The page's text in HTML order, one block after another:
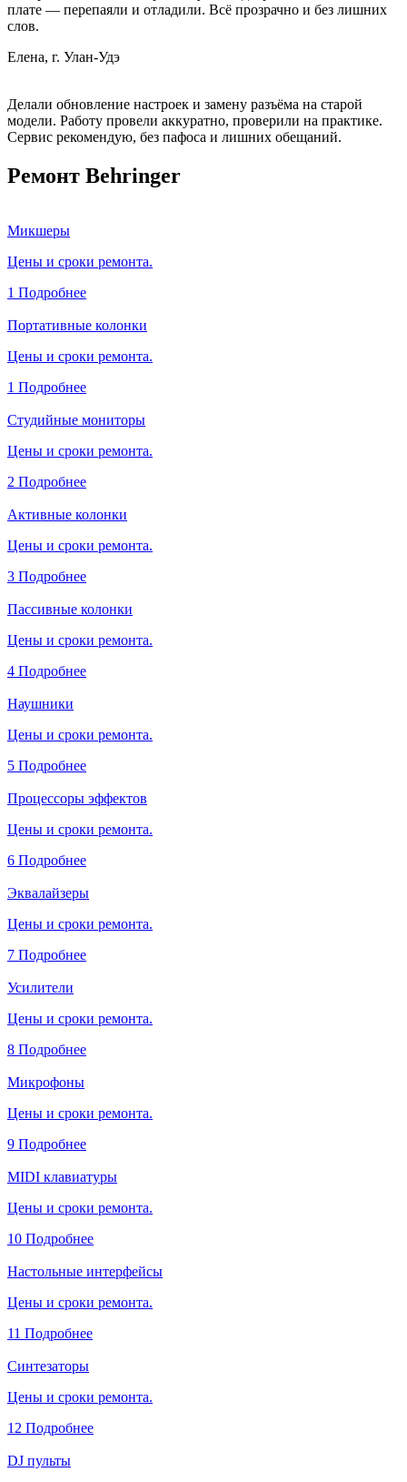
плате — перепаяли и отладили. Всё прозрачно и без лишних
слов.
Елена, г. Улан-Удэ
Делали обновление настроек и замену разъёма на старой
модели. Работу провели аккуратно, проверили на практике.
Сервис рекомендую, без пафоса и лишних обещаний.
Ремонт Behringer
Микшеры
Цены и сроки ремонта.
1 Подробнее
Портативные колонки
Цены и сроки ремонта.
1 Подробнее
Студийные мониторы
Цены и сроки ремонта.
2 Подробнее
Активные колонки
Цены и сроки ремонта.
3 Подробнее
Пассивные колонки
Цены и сроки ремонта.
4 Подробнее
Наушники
Цены и сроки ремонта.
5 Подробнее
Процессоры эффектов
Цены и сроки ремонта.
6 Подробнее
Эквалайзеры
Цены и сроки ремонта.
7 Подробнее
Усилители
Цены и сроки ремонта.
8 Подробнее
Микрофоны
Цены и сроки ремонта.
9 Подробнее
MIDI клавиатуры
Цены и сроки ремонта.
10 Подробнее
Настольные интерфейсы
Цены и сроки ремонта.
11 Подробнее
Синтезаторы
Цены и сроки ремонта.
12 Подробнее
DJ пульты